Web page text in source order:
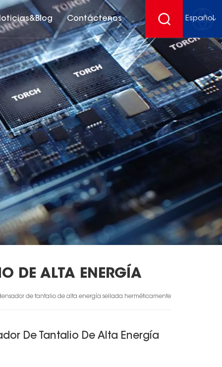
Contáctenos Español
English
français
Deutsch
español
DE ALTA ENERGÍA
de tantalio de alta energía sellada herméticamente
De Tantalio De Alta Energía